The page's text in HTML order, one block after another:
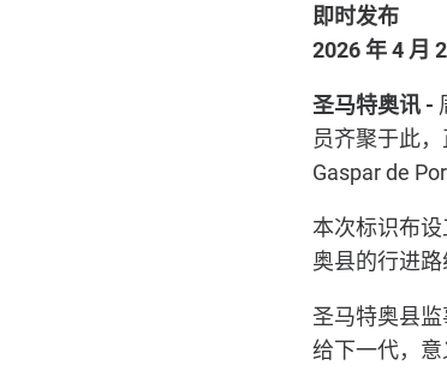
即时发布
2026年4月
圣马特奥讯 -
员齐聚于此
Gaspar de
本次标识布
奥县的行进
圣马特奥县
给下一代，